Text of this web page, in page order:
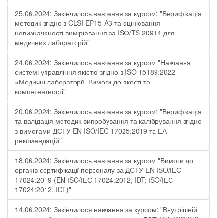
25.06.2024: Закінчилось навчання за курсом: "Верифікація
методик згідно з CLSI EP15-A3 та оцінювання
невизначеності вимірювання за ISО/TS 20914 для
медичних лабораторій"
24.06.2024: Закінчилось навчання за курсом "Навчання
системі управління якістю згідно з ISO 15189:2022
«Медичні лабораторії. Вимоги до якості та
компетентності"
20.06.2024: Закінчилось навчання за курсом: "Верифікація
та валідація методик випробування та калібрування згідно
з вимогами ДСТУ EN ISO/IEC 17025:2019 та ЕА-
рекомендацій"
18.06.2024: Закінчилось навчання за курсом "Вимоги до
органів сертифікації персоналу за ДСТУ EN ІSO/ІЕС
17024:2019 (EN ІSO/ІЕС 17024:2012, IDT; ІSO/ІЕС
17024:2012, IDT)"
14.06.2024: Закінчилося навчання за курсом: "Внутрішній